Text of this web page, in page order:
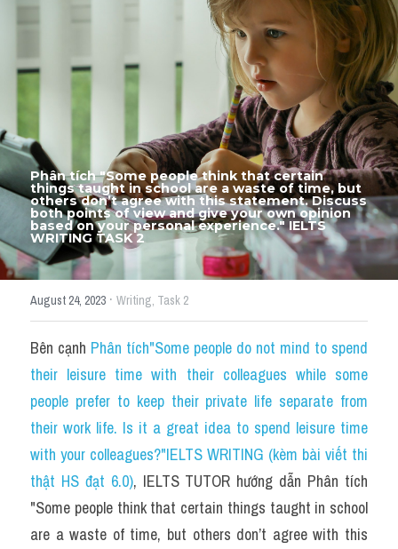
Mixed
Vocabularies
Đề writing theo topic
Pie
Line graph
Bar chart
Đề thi thật IELTS GENERAL
Task 2
Từ vựng theo topic
Từ vựng theo Topic
Grammar
Phân tích "Some people think that certain
things taught in school are a waste of time, but
others don’t agree with this statement. Discuss
both points of view and give your own opinion
based on your personal experience." IELTS
WRITING TASK 2
August 24, 2023 · Writing, Task 2
Bên cạnh Phân tích"Some people do not mind to spend
their leisure time with their colleagues while some
people prefer to keep their private life separate from
their work life. Is it a great idea to spend leisure time
with your colleagues?"IELTS WRITING (kèm bài viết thi
thật HS đạt 6.0), IELTS TUTOR hướng dẫn Phân tích
"Some people think that certain things taught in school
are a waste of time, but others don’t agree with this